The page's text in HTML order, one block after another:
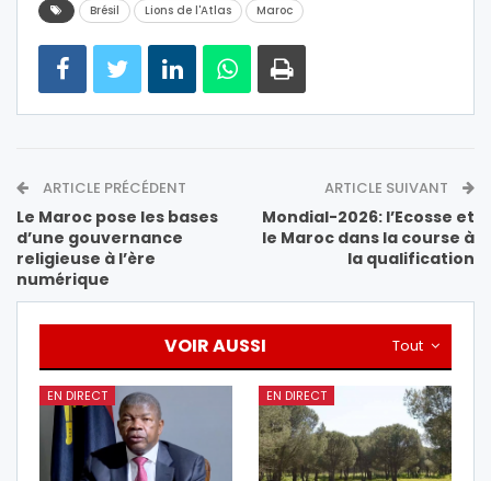
Brésil Lions de l'Atlas Maroc
ARTICLE PRÉCÉDENT
Le Maroc pose les bases
d’une gouvernance
religieuse à l’ère
numérique
ARTICLE SUIVANT
Mondial-2026: l’Ecosse et
le Maroc dans la course à
la qualification
Tout
VOIR AUSSI
EN DIRECT EN DIRECT